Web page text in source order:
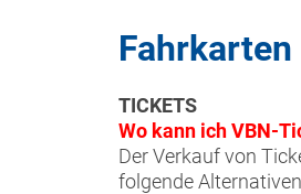
Fahrkarten
TICKETS
Wo kann ich VBN-
Der Verkauf von
folgende